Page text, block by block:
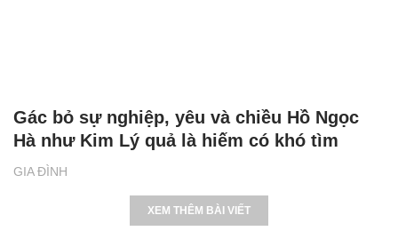
GIA ĐÌNH
Gác bỏ sự nghiệp, yêu và chiều Hồ Ngọc
Hà như Kim Lý quả là hiếm có khó tìm
XEM THÊM BÀI VIẾT